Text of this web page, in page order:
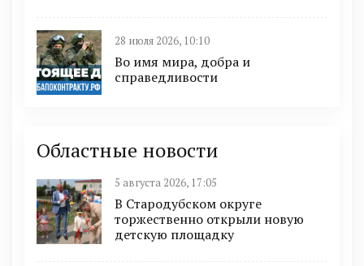
28 июля 2026, 10:10
Во имя мира, добра и
справедливости
Областные новости
5 августа 2026, 17:05
В Стародубском округе
торжественно открыли новую
детскую площадку